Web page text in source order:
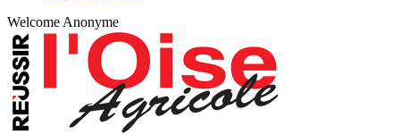
Welcome Anonyme